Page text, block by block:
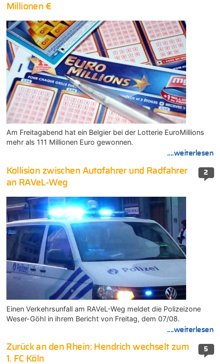
Millionen €
Am Freitagabend hat ein Belgier bei der Lotterie EuroMillions
mehr als 111 Millionen Euro gewonnen.
....weiterlesen
2
Kollision zwischen Autofahrer und Radfahrer
an RAVeL-Weg
Einen Verkehrsunfall am RAVeL-Weg meldet die Polizeizone
Weser-Göhl in ihrem Bericht von Freitag, dem 07/08.
....weiterlesen
5
Zurück an den Rhein: Hendrich wechselt zum
1. FC Köln